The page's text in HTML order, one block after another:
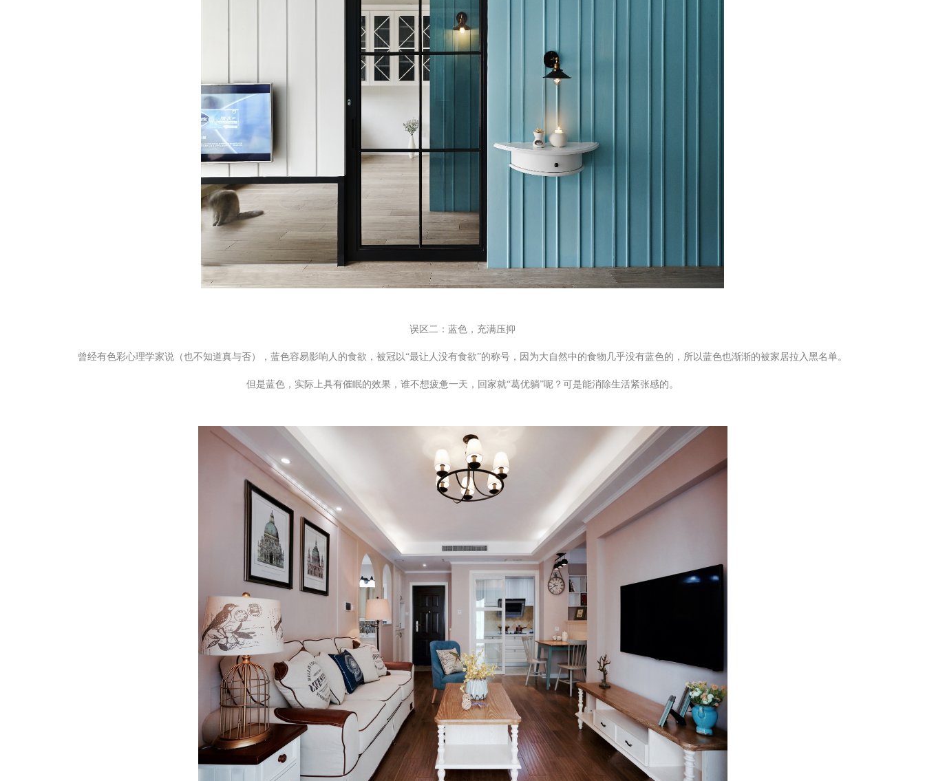
误区二：蓝色，充满压抑
曾经有色彩心理学家说（也不知道真与否），蓝色容易影响人的食欲，被冠以“最让人没有食欲”的称号，因为大自然中的食物几乎没有蓝色的，所以蓝色也渐渐的被家居拉入黑名单。
但是蓝色，实际上具有催眠的效果，谁不想疲惫一天，回家就“葛优躺”呢？可是能消除生活紧张感的。